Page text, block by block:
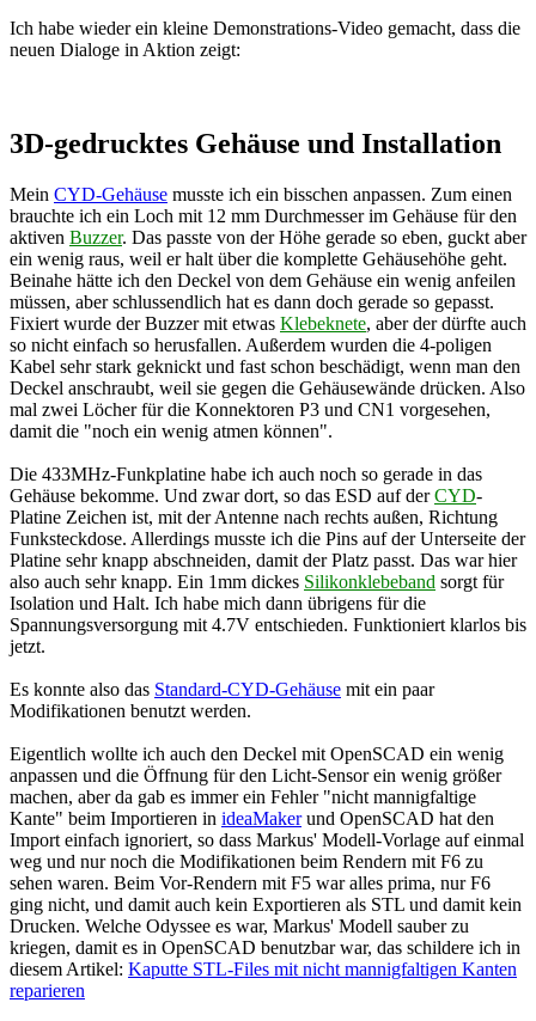
Ich habe wieder ein kleine Demonstrations-Video gemacht, dass die
neuen Dialoge in Aktion zeigt:
3D-gedrucktes Gehäuse und Installation
Mein CYD-Gehäuse musste ich ein bisschen anpassen. Zum einen
brauchte ich ein Loch mit 12 mm Durchmesser im Gehäuse für den
aktiven Buzzer. Das passte von der Höhe gerade so eben, guckt aber
ein wenig raus, weil er halt über die komplette Gehäusehöhe geht.
Beinahe hätte ich den Deckel von dem Gehäuse ein wenig anfeilen
müssen, aber schlussendlich hat es dann doch gerade so gepasst.
Fixiert wurde der Buzzer mit etwas Klebeknete, aber der dürfte auch
so nicht einfach so herusfallen. Außerdem wurden die 4-poligen
Kabel sehr stark geknickt und fast schon beschädigt, wenn man den
Deckel anschraubt, weil sie gegen die Gehäusewände drücken. Also
mal zwei Löcher für die Konnektoren P3 und CN1 vorgesehen,
damit die "noch ein wenig atmen können".
Die 433MHz-Funkplatine habe ich auch noch so gerade in das
Gehäuse bekomme. Und zwar dort, so das ESD auf derCYD-
Platine Zeichen ist, mit der Antenne nach rechts außen, Richtung
Funksteckdose. Allerdings musste ich die Pins auf der Unterseite der
Platine sehr knapp abschneiden, damit der Platz passt. Das war hier
also auch sehr knapp. Ein 1mm dickes Silikonklebeband sorgt für
Isolation und Halt. Ich habe mich dann übrigens für die
Spannungsversorgung mit 4.7V entschieden. Funktioniert klarlos bis
jetzt.
Es konnte also das Standard-CYD-Gehäuse mit ein paar
Modifikationen benutzt werden.
Eigentlich wollte ich auch den Deckel mit OpenSCAD ein wenig
anpassen und die Öffnung für den Licht-Sensor ein wenig größer
machen, aber da gab es immer ein Fehler "nicht mannigfaltige
Kante" beim Importieren in ideaMakerund OpenSCAD hat den
Import einfach ignoriert, so dass Markus' Modell-Vorlage auf einmal
weg und nur noch die Modifikationen beim Rendern mit F6 zu
sehen waren. Beim Vor-Rendern mit F5 war alles prima, nur F6
ging nicht, und damit auch kein Exportieren als STL und damit kein
Drucken. Welche Odyssee es war, Markus' Modell sauber zu
kriegen, damit es in OpenSCAD benutzbar war, das schildere ich in
diesem Artikel: Kaputte STL-Files mit nicht mannigfaltigen Kanten
reparieren